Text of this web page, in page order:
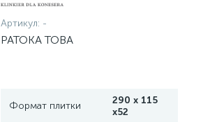
Артикул: -
PATOKA TOBA
Формат плитки
290 х 115
х52